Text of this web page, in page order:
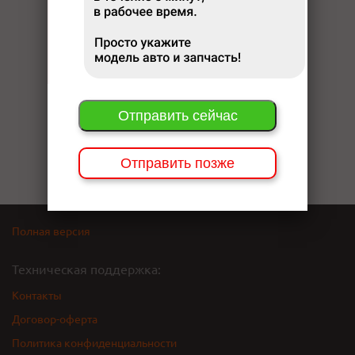
Полная версия
Техническая поддержка:
Контакты
Договор-оферта
Политика конфиденциальности
Отправить сейчас
Отправить позже